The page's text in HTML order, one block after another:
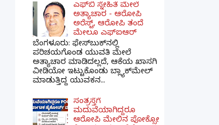
ಎಫ್‌ಬಿ ಸ್ನೇಹಿತೆ ಮೇಲೆ
ಅತ್ಯಾಚಾರ - ಆರೋಪಿ
ಅರೆಸ್ಟ್, ಆರೋಪಿ ತಂದೆ
ಮೇಲೂ ಎಫ್ಐಆರ್
ಬೆಂಗಳೂರು: ಫೇಸ್‌ಬುಕ್‌ನಲ್ಲಿ
ಪರಿಚಯಗೊಂಡ ಯುವತಿ ಮೇಲೆ
ಅತ್ಯಾಚಾರ ಮಾಡಿದಲ್ಲದೆ, ಆಕೆಯ ಖಾಸಗಿ
ವೀಡಿಯೋ ಇಟ್ಟುಕೊಂಡು ಬ್ಲ್ಯಾಕ್‌ಮೇಲ್
ಮಾಡುತ್ತಿದ್ದ ಯುವಕನ...
ಸಂತ್ರಸ್ತೆಗೆ
ಮದುವೆಯಾಗಿದ್ದರೂ
ಆರೋಪಿ ಮೇಲಿನ ಪೋಕ್ಸೋ